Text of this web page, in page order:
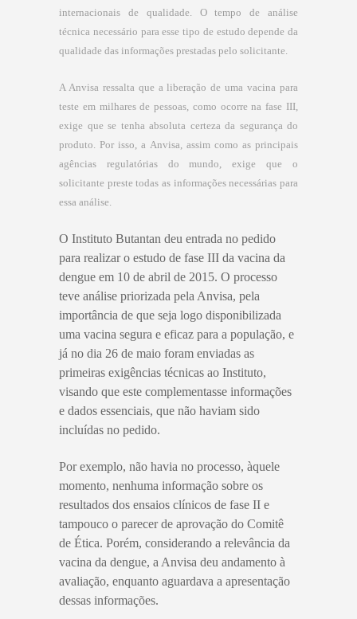
internacionais de qualidade. O tempo de análise
técnica necessário para esse tipo de estudo depende da
qualidade das informações prestadas pelo solicitante.
A Anvisa ressalta que a liberação de uma vacina para
teste em milhares de pessoas, como ocorre na fase III,
exige que se tenha absoluta certeza da segurança do
produto. Por isso, a Anvisa, assim como as principais
agências regulatórias do mundo, exige que o
solicitante preste todas as informações necessárias para
essa análise.
O Instituto Butantan deu entrada no pedido
para realizar o estudo de fase III da vacina da
dengue em 10 de abril de 2015. O processo
teve análise priorizada pela Anvisa, pela
importância de que seja logo disponibilizada
uma vacina segura e eficaz para a população, e
já no dia 26 de maio foram enviadas as
primeiras exigências técnicas ao Instituto,
visando que este complementasse informações
e dados essenciais, que não haviam sido
incluídas no pedido.
Por exemplo, não havia no processo, àquele
momento, nenhuma informação sobre os
resultados dos ensaios clínicos de fase II e
tampouco o parecer de aprovação do Comitê
de Ética. Porém, considerando a relevância da
vacina da dengue, a Anvisa deu andamento à
avaliação, enquanto aguardava a apresentação
dessas informações.